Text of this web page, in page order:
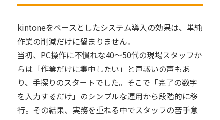
kintoneをベースとしたシステム導入の効果は、単純
作業の削減だけに留まりません。
当初、PC操作に不慣れな40〜50代の現場スタッフか
らは「作業だけに集中したい」と戸惑いの声もあ
り、手探りのスタートでした。そこで「完了の数字
を入力するだけ」のシンプルな運用から段階的に移
行。その結果、実務を重ねる中でスタッフの苦手意